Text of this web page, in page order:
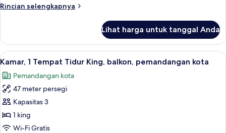
King,
Rincian selengkapnya
Rincian
Kamar,
Tempat
King,
pemandangan
Lihat harga untuk tanggal Anda
Lihat
semua
foto
untuk
Kamar,
1
Tempat
5
Kamar, 1 Tempat Tidur King, balkon, pemandangan kota
Pemandangan kota
47 meter persegi
Kapasitas 3
1 king
Wi-Fi Gratis